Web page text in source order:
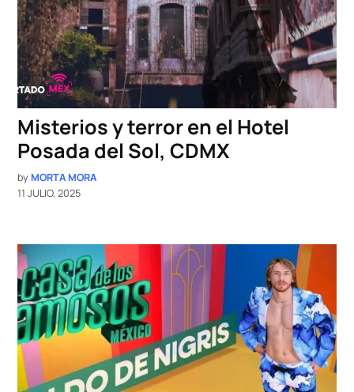
Misterios y terror en el Hotel
Posada del Sol, CDMX
by MORTA MORA
11 JULIO, 2025